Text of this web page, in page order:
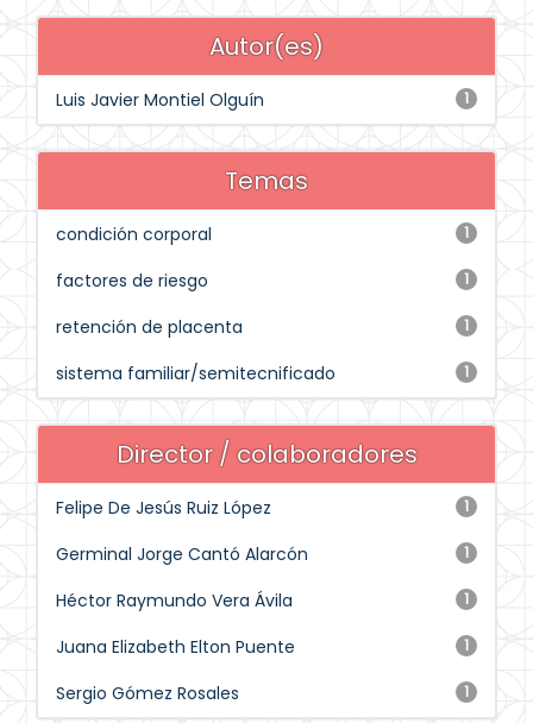
Autor(es)
1
Luis Javier Montiel Olguín
Temas
1
condición corporal
1
factores de riesgo
1
retención de placenta
1
sistema familiar/semitecnificado
Director / colaboradores
1
Felipe De Jesús Ruiz López
1
Germinal Jorge Cantó Alarcón
1
Héctor Raymundo Vera Ávila
1
Juana Elizabeth Elton Puente
1
Sergio Gómez Rosales